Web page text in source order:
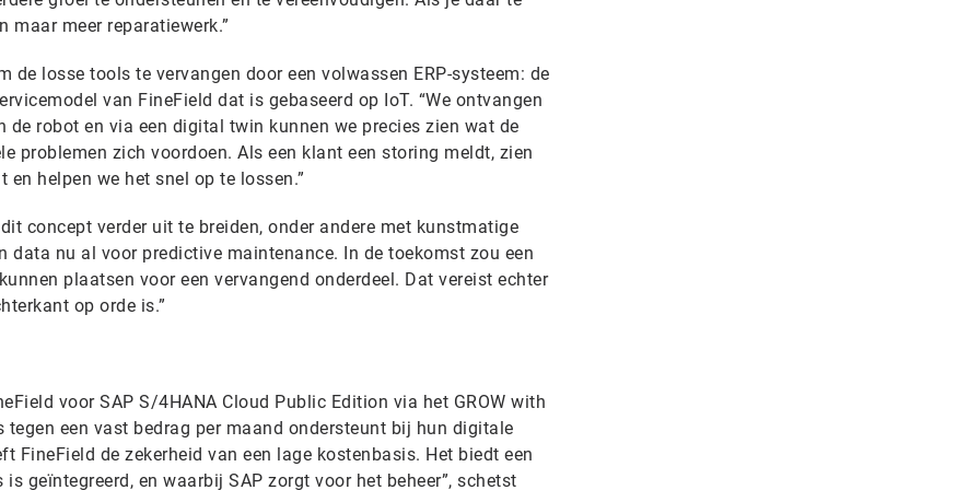
maar meer reparatiewerk.”
de losse tools te vervangen door een volwassen ERP-systeem: de
van FineField dat is gebaseerd op IoT. “We ontvangen
de robot en via een digital twin kunnen we precies zien wat de
problemen zich voordoen. Als een klant een storing meldt, zien
helpen we het snel op te lossen.”
concept verder uit te breiden, onder andere met kunstmatige
data nu al voor predictive maintenance. In de toekomst zou een
plaatsen voor een vervangend onderdeel. Dat vereist echter
op orde is.”
voor SAP S/4HANA Cloud Public Edition via het GROW with
tegen een vast bedrag per maand ondersteunt bij hun digitale
FineField de zekerheid van een lage kostenbasis. Het biedt een
geïntegreerd, en waarbij SAP zorgt voor het beheer”, schetst